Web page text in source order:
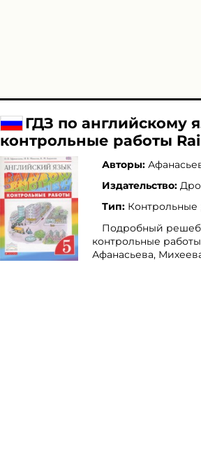
ГДЗ по английскому
контрольные работы
Авторы:
Издательство:
Тип: Контрольные
Подробный
контрольные
Афанасьева,